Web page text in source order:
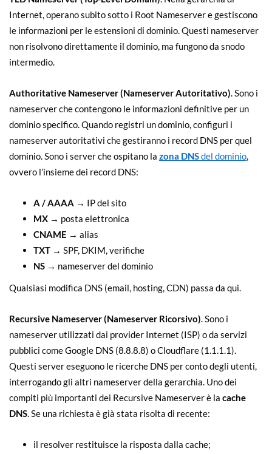
Internet, operano subito sotto i Root Nameserver e gestiscono
le informazioni per le estensioni di dominio. Questi nameserver
non risolvono direttamente il dominio, ma fungono da snodo
intermedio.
Authoritative Nameserver (Nameserver Autoritativo). Sono i
nameserver che contengono le informazioni definitive per un
dominio specifico. Quando registri un dominio, configuri i
nameserver autoritativi che gestiranno i record DNS per quel
dominio. Sono i server che ospitano la zona DNSdel dominio,
ovvero l’insieme dei record DNS:
A / AAAA → IP del sito
MX → posta elettronica
CNAME → alias
TXT → SPF, DKIM, verifiche
NS → nameserver del dominio
Qualsiasi modifica DNS (email, hosting, CDN) passa da qui.
Recursive Nameserver (Nameserver Ricorsivo). Sono i
nameserver utilizzati dai provider Internet (ISP) o da servizi
pubblici come Google DNS (8.8.8.8) o Cloudflare (1.1.1.1).
Questi server eseguono le ricerche DNS per conto degli utenti,
interrogando gli altri nameserver della gerarchia. Uno dei
compiti più importanti dei Recursive Nameserver è la cache
DNS. Se una richiesta è già stata risolta di recente:
il resolver restituisce la risposta dalla cache;